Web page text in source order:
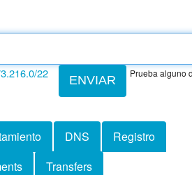
ENVIAR
22 Prueba alguno
DNS
Registro
Transfers